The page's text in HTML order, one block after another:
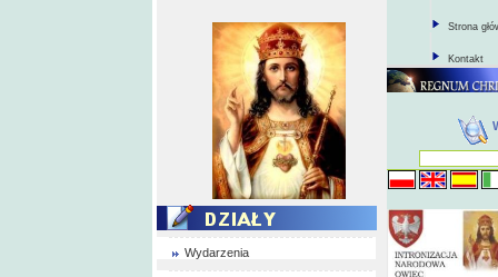
Wydarzenia
Strona
Kontakt